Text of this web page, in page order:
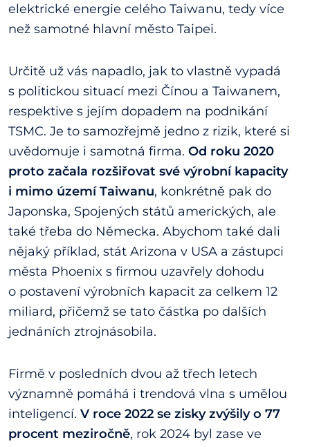
elektrické energie celého Taiwanu, tedy více
než samotné hlavní město Taipei.
Určitě už vás napadlo, jak to vlastně vypadá
s politickou situací mezi Čínou a Taiwanem,
respektive s jejím dopadem na podnikání
TSMC. Je to samozřejmě jedno z rizik, které si
uvědomuje i samotná firma. Od roku 2020
proto začala rozšiřovat své výrobní kapacity
i mimo území Taiwanu, konkrétně pak do
Japonska, Spojených států amerických, ale
také třeba do Německa. Abychom také dali
nějaký příklad, stát Arizona v USA a zástupci
města Phoenix s firmou uzavřely dohodu
o postavení výrobních kapacit za celkem 12
miliard, přičemž se tato částka po dalších
jednáních ztrojnásobila.
Firmě v posledních dvou až třech letech
významně pomáhá i trendová vlna s umělou
inteligencí. V roce 2022 se zisky zvýšily o 77
procent meziročně, rok 2024 byl zase ve